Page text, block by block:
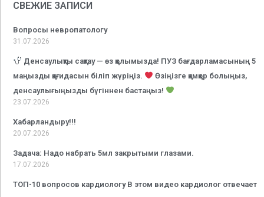
СВЕЖИЕ ЗАПИСИ
Вопросы невропатологу
31.07.2026
Денсаулықты сақтау — өз қолымызда! ПУЗ бағдарламасының 5
маңызды қағидасын біліп жүріңіз.
Өзіңізге қамқор болыңыз,
денсаулығыңызды бүгіннен бастаңыз!
23.07.2026
Хабарландыру!!!
20.07.2026
Задача: Надо набрать 5мл закрытыми глазами.
17.07.2026
ТОП-10 вопросов кардиологу В этом видео кардиолог отвечает